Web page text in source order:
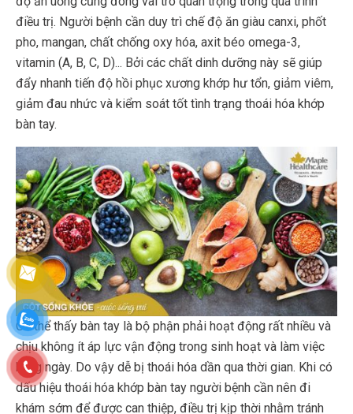
điều trị. Người bệnh cần duy trì chế độ ăn giàu canxi, phốt
pho, mangan, chất chống oxy hóa, axit béo omega-3,
vitamin (A, B, C, D)... Bởi các chất dinh dưỡng này sẽ giúp
đẩy nhanh tiến độ hồi phục xương khớp hư tổn, giảm viêm,
giảm đau nhức và kiểm soát tốt tình trạng thoái hóa khớp
bàn tay.
Có thể thấy bàn tay là bộ phận phải hoạt động rất nhiều và
chịu không ít áp lực vận động trong sinh hoạt và làm việc
hàng ngày. Do vậy dễ bị thoái hóa dần qua thời gian. Khi có
dấu hiệu thoái hóa khớp bàn tay người bệnh cần nên đi
khám sớm để được can thiệp, điều trị kịp thời nhằm tránh